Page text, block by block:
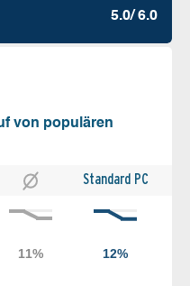
5.0/ 6.0
von populären
Standard PC